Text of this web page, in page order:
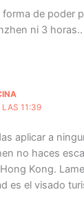
forma de poder
ni 3 horas..
11:39
aplicar a
no haces
Kong.
es el visado